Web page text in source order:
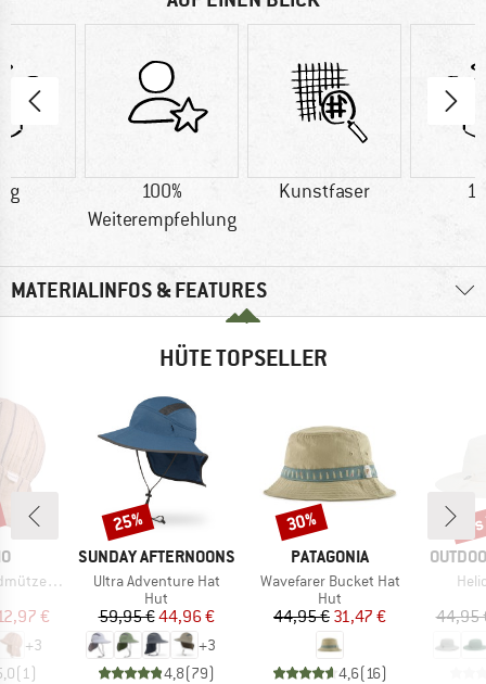
g
100%
Weiterempfehlung
Kunstfaser
MATERIALINFOS & FEATURES
HÜTE TOPSELLER
Musselin
Preis
€
+3
(1 )
MARKE
SUNDAY AFTERNOONS
Artikel
Ultra Adventure Hat
Produktgruppe
Hut
Preis
59,95 €reduzierter Preis
44,96 €
+3
4,8(79)
Rabatt
25%
MARKE
PATAGONIA
Artikel
Wavefarer Bucket Hat
Produktgruppe
Hut
Preis
44,95 €reduzierter Preis
31,47 €
4,6(16)
Rabatt
30%
MARKE
44,95